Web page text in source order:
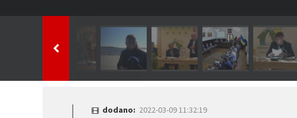
dodano: 2022-03-09 11:32:19